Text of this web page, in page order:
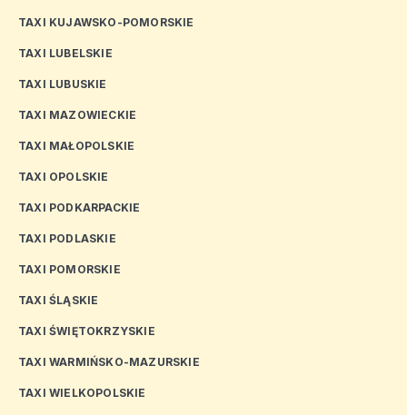
TAXI KUJAWSKO-POMORSKIE
TAXI LUBELSKIE
TAXI LUBUSKIE
TAXI MAZOWIECKIE
TAXI MAŁOPOLSKIE
TAXI OPOLSKIE
TAXI PODKARPACKIE
TAXI PODLASKIE
TAXI POMORSKIE
TAXI ŚLĄSKIE
TAXI ŚWIĘTOKRZYSKIE
TAXI WARMIŃSKO-MAZURSKIE
TAXI WIELKOPOLSKIE